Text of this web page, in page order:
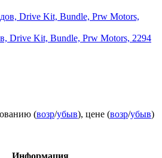
Drive Kit, Bundle, Prw Motors, 2294
(возр/убыв), цене (возр/убыв)